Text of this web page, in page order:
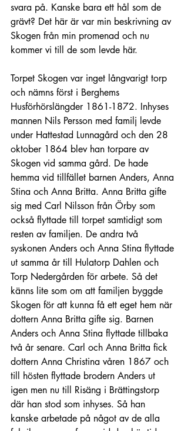
svara på. Kanske bara ett hål som de
grävt? Det här är var min beskrivning av
Skogen från min promenad och nu
kommer vi till de som levde här.
Torpet Skogen var inget långvarigt torp
och nämns först i Berghems
Husförhörslängder 1861-1872. Inhyses
mannen Nils Persson med familj levde
under Hattestad Lunnagård och den 28
oktober 1864 blev han torpare av
Skogen vid samma gård. De hade
hemma vid tillfället barnen Anders, Anna
Stina och Anna Britta. Anna Britta gifte
sig med Carl Nilsson från Örby som
också flyttade till torpet samtidigt som
resten av familjen. De andra två
syskonen Anders och Anna Stina flyttade
ut samma år till Hulatorp Dahlen och
Torp Nedergården för arbete. Så det
känns lite som om att familjen byggde
Skogen för att kunna få ett eget hem när
dottern Anna Britta gifte sig. Barnen
Anders och Anna Stina flyttade tillbaka
två år senare. Carl och Anna Britta fick
dottern Anna Christina våren 1867 och
till hösten flyttade brodern Anders ut
igen men nu till Risäng i Brättingstorp
där han stod som inhyses. Så han
kanske arbetade på något av de alla